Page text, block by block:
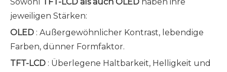
jeweiligen Stärken:
OLED : Außergewöhnlicher Kontrast, lebendige
Farben, dünner Formfaktor.
TFT-LCD : Überlegene Haltbarkeit, Helligkeit und